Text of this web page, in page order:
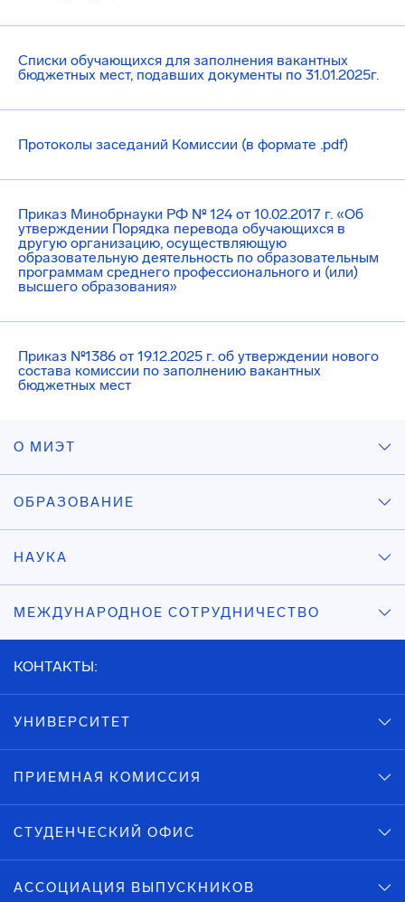
Списки обучающихся для заполнения вакантных
бюджетных мест, подавших документы по 31.01.2025г.
Протоколы заседаний Комиссии (в формате .pdf)
Приказ Минобрнауки РФ № 124 от 10.02.2017 г. «Об
утверждении Порядка перевода обучающихся в
другую организацию, осуществляющую
образовательную деятельность по образовательным
программам среднего профессионального и (или)
высшего образования»
Приказ №1386 от 19.12.2025 г. об утверждении нового
состава комиссии по заполнению вакантных
бюджетных мест
О МИЭТ
ОБРАЗОВАНИЕ
НАУКА
МЕЖДУНАРОДНОЕ СОТРУДНИЧЕСТВО
КОНТАКТЫ:
УНИВЕРСИТЕТ
ПРИЕМНАЯ КОМИССИЯ
СТУДЕНЧЕСКИЙ ОФИС
АССОЦИАЦИЯ ВЫПУСКНИКОВ